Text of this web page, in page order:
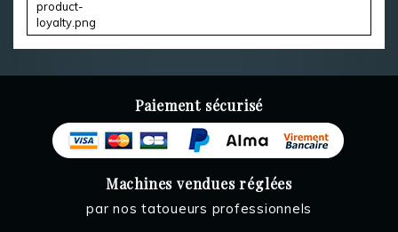
Paiement sécurisé
Machines vendues réglées
par nos tatoueurs professionnels